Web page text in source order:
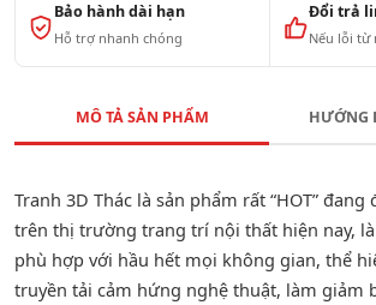
Bảo hành dài hạn
Hỗ trợ nhanh chóng
Đổi trả
Nếu lỗi từ
MÔ TẢ SẢN PHẨM HƯỚNG
Tranh 3D Thác là sản phẩm rất “HOT”
trên thị trường trang trí nội thất hiện nay,
phù hợp với hầu hết mọi không gian, thể
truyền tải cảm hứng nghệ thuật, làm giảm